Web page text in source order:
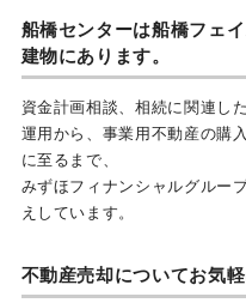
船橋センターは船橋フェ
建物にあります。
資金計画相談、相続に関連し
運用から、事業用不動産の購
に至るまで、
みずほフィナンシャルグルー
えしています。
不動産売却についてお気軽